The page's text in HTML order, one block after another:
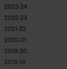
2023-24
2022-23
2021-22
2020-21
2019-20
2018-19